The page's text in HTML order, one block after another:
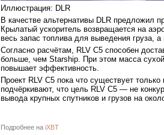
Иллюстрация: DLR
В качестве альтернативы DLR предложил
Крылатый ускоритель возвращается на
весь запас топлива для выведения груза,
Согласно расчётам, RLV C5 способен
больше, чем Starship. При этом масса
повышает эффективность.
Проект RLV C5 пока что существует
подчёркивают, что цель RLV C5 — не
вывода крупных спутников и грузов на
Подробнее на iXBT